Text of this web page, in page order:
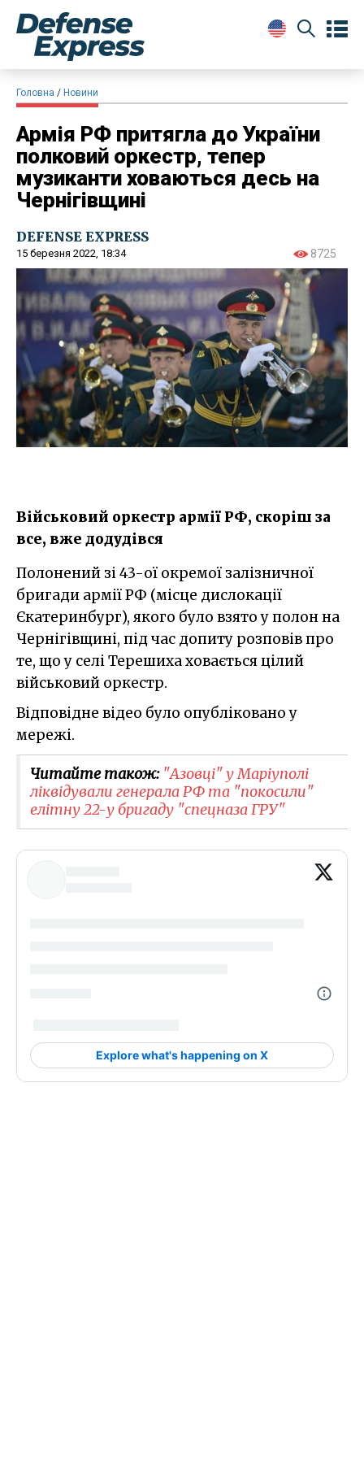
Головна Новини
Армія РФ притягла до України
полковий оркестр, тепер
музиканти ховаються десь на
Чернігівщині
DEFENSE EXPRESS
15 березня 2022, 18:34 8725
Військовий оркестр армії РФ, скоріш за
все, вже додудівся
Полонений зі 43-ої окремої залізничної
бригади армії РФ (місце дислокації
Єкатеринбург), якого було взято у полон на
Чернігівщині, під час допиту розповів про
те, що у селі Терешиха ховається цілий
військовий оркестр.
Відповідне відео було опубліковано у
мережі.
Читайте також: "Азовці" у Маріуполі
ліквідували генерала РФ та "покосили"
елітну 22-у бригаду "спецназа ГРУ"